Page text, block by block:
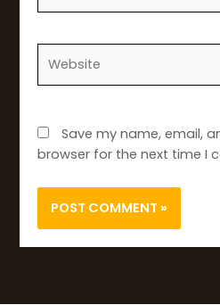
Save my name, email,
browser for the next time I